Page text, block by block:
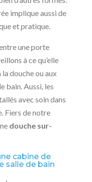
implique aussi de
et pratique.
une porte
à ce qu’elle
douche ou aux
bain. Aussi, les
avec soin dans
Fiers de notre
douche sur-
cabine de
salle de bain